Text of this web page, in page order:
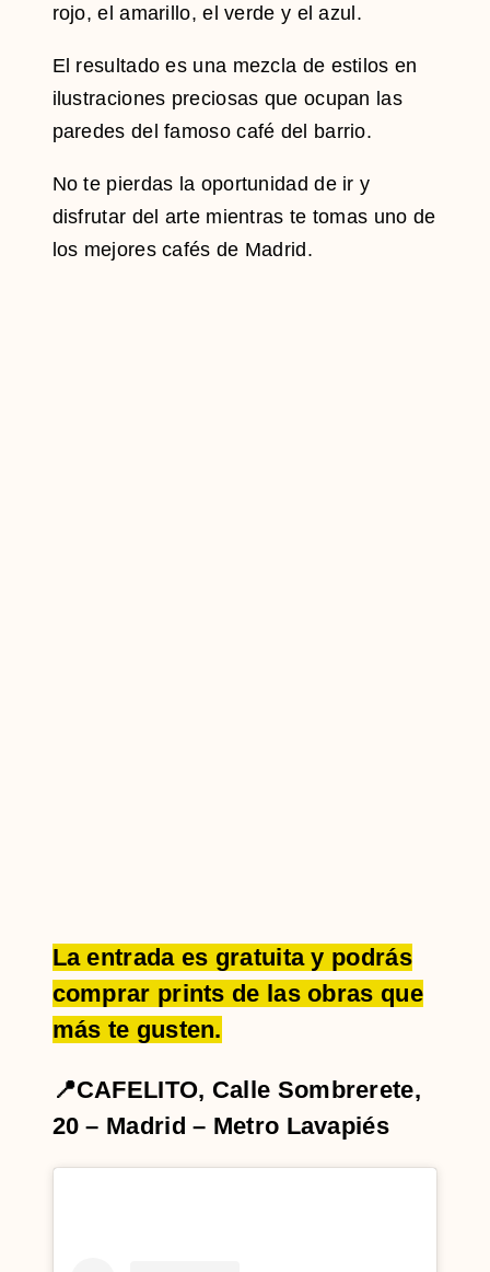
rojo, el amarillo, el verde y el azul.
El resultado es una mezcla de estilos en
ilustraciones preciosas que ocupan las
paredes del famoso café del barrio.
No te pierdas la oportunidad de ir y
disfrutar del arte mientras te tomas uno de
los mejores cafés de Madrid.
La entrada es gratuita y podrás
comprar prints de las obras que
más te gusten.
📍CAFELITO, Calle Sombrerete,
20 – Madrid – Metro Lavapiés